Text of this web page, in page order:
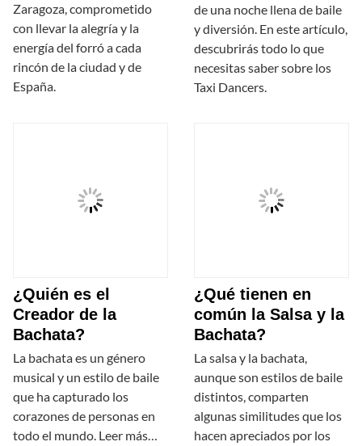
Zaragoza, comprometido
con llevar la alegría y la
energía del forró a cada
rincón de la ciudad y de
España.
de una noche llena de baile
y diversión. En este artículo,
descubrirás todo lo que
necesitas saber sobre los
Taxi Dancers.
¿Quién es el
Creador de la
Bachata?
La bachata es un género
musical y un estilo de baile
que ha capturado los
corazones de personas en
todo el mundo. Leer más…
¿Qué tienen en
común la Salsa y la
Bachata?
La salsa y la bachata,
aunque son estilos de baile
distintos, comparten
algunas similitudes que los
hacen apreciados por los